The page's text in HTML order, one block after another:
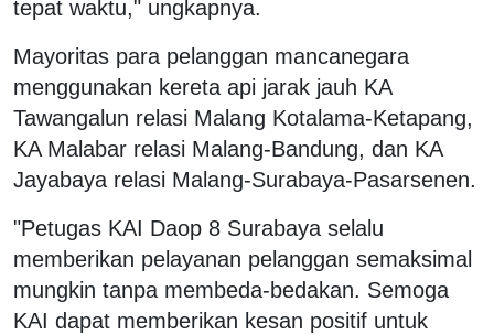
tepat waktu," ungkapnya.
Mayoritas para pelanggan mancanegara
menggunakan kereta api jarak jauh KA
Tawangalun relasi Malang Kotalama-Ketapang,
KA Malabar relasi Malang-Bandung, dan KA
Jayabaya relasi Malang-Surabaya-Pasarsenen.
"Petugas KAI Daop 8 Surabaya selalu
memberikan pelayanan pelanggan semaksimal
mungkin tanpa membeda-bedakan. Semoga
KAI dapat memberikan kesan positif untuk